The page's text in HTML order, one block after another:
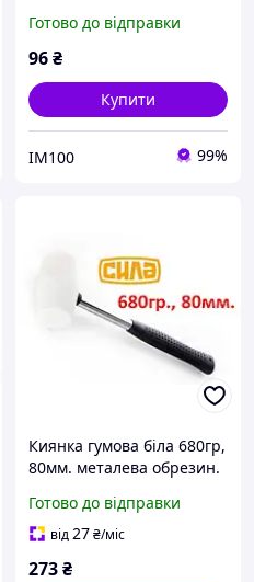
320171 (Код3019)
Готово до відправки
96₴
Купити
IM100 99%
Киянка гумова біла 680гр,
80мм. металева обрезин.
(Код3022)
Готово до відправки
від27₴/міс
273₴